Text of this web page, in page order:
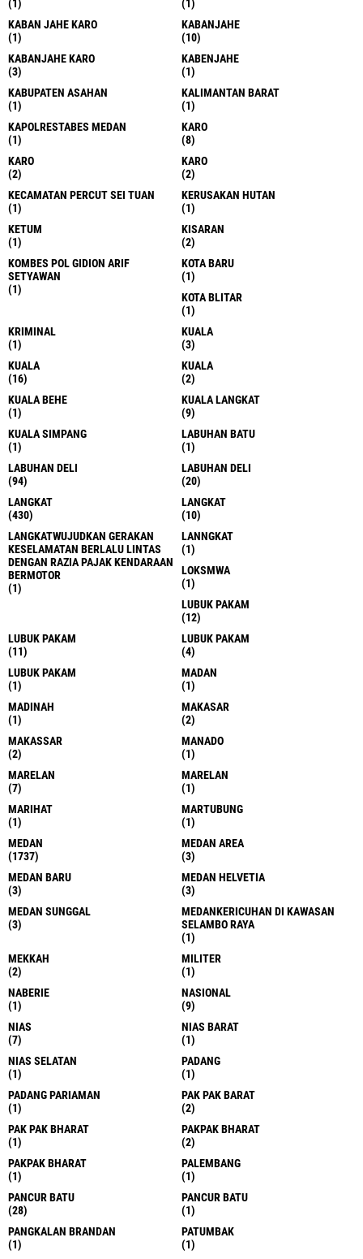
(1)
(1)
KABAN JAHE KARO
(1)
KABANJAHE
(10)
KABANJAHE KARO
(3)
KABENJAHE
(1)
KABUPATEN ASAHAN
(1)
KALIMANTAN BARAT
(1)
KAPOLRESTABES MEDAN
(1)
KARO
(8)
KARO
(2)
KARO
(2)
KECAMATAN PERCUT SEI TUAN
(1)
KERUSAKAN HUTAN
(1)
KETUM
(1)
KISARAN
(2)
KOMBES POL GIDION ARIF
SETYAWAN
(1)
KOTA BARU
(1)
KOTA BLITAR
(1)
KRIMINAL
(1)
KUALA
(3)
KUALA
(16)
KUALA
(2)
KUALA BEHE
(1)
KUALA LANGKAT
(9)
KUALA SIMPANG
(1)
LABUHAN BATU
(1)
LABUHAN DELI
(94)
LABUHAN DELI
(20)
LANGKAT
(430)
LANGKAT
(10)
LANGKATWUJUDKAN GERAKAN
KESELAMATAN BERLALU LINTAS
DENGAN RAZIA PAJAK KENDARAAN
BERMOTOR
(1)
LANNGKAT
(1)
LOKSMWA
(1)
LUBUK PAKAM
(12)
LUBUK PAKAM
(11)
LUBUK PAKAM
(4)
LUBUK PAKAM
(1)
MADAN
(1)
MADINAH
(1)
MAKASAR
(2)
MAKASSAR
(2)
MANADO
(1)
MARELAN
(7)
MARELAN
(1)
MARIHAT
(1)
MARTUBUNG
(1)
MEDAN
(1737)
MEDAN AREA
(3)
MEDAN BARU
(3)
MEDAN HELVETIA
(3)
MEDAN SUNGGAL
(3)
MEDANKERICUHAN DI KAWASAN
SELAMBO RAYA
(1)
MEKKAH
(2)
MILITER
(1)
NABERIE
(1)
NASIONAL
(9)
NIAS
(7)
NIAS BARAT
(1)
NIAS SELATAN
(1)
PADANG
(1)
PADANG PARIAMAN
(1)
PAK PAK BARAT
(2)
PAK PAK BHARAT
(1)
PAKPAK BHARAT
(2)
PAKPAK BHARAT
(1)
PALEMBANG
(1)
PANCUR BATU
(28)
PANCUR BATU
(1)
PANGKALAN BRANDAN
(1)
PATUMBAK
(1)